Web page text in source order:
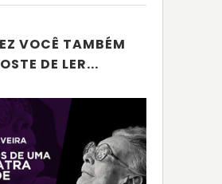
VOCÊ TAMBÉM
DE LER...